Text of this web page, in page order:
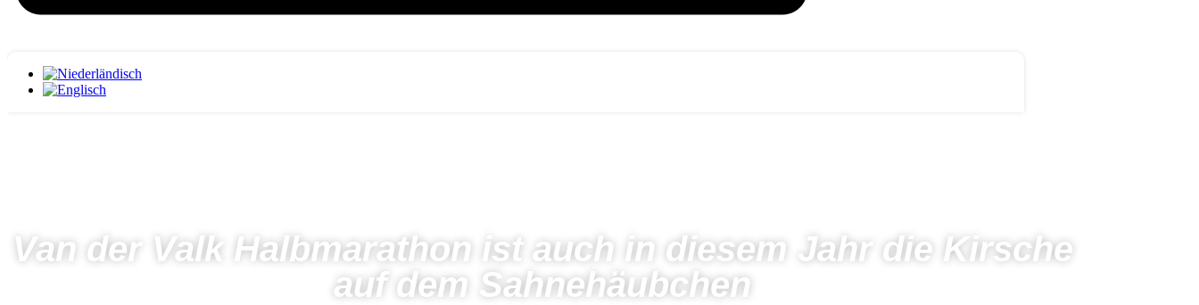
Van der Valk Halbmarathon ist auch in diesem Jahr die Kirsche
auf dem Sahnehäubchen